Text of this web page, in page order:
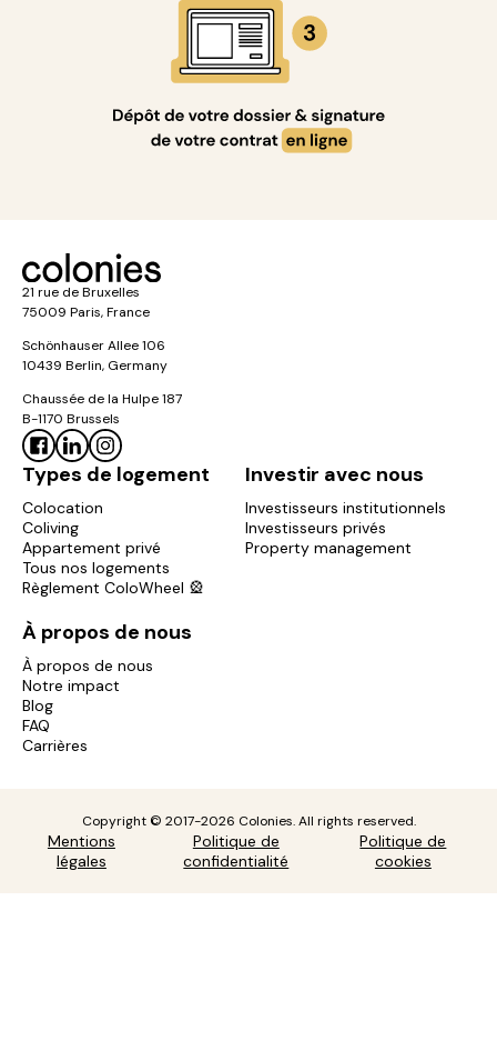
21 rue de Bruxelles
75009 Paris, France
Schönhauser Allee 106
10439 Berlin, Germany
Chaussée de la Hulpe 187
B-1170 Brussels
Types de logement
Colocation
Coliving
Appartement privé
Tous nos logements
Règlement ColoWheel 🎡
Investir avec nous
Investisseurs institutionnels
Investisseurs privés
Property management
À propos de nous
À propos de nous
Notre impact
Blog
FAQ
Carrières
Copyright © 2017-2026 Colonies. All rights reserved.
Mentions
légales
Politique de
confidentialité
Politique de
cookies